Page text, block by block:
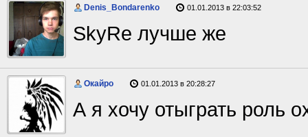
Denis_Bondarenko 01.01.2013 в 22:03:52
SkyRe лучше же
Окайро 01.01.2013 в 20:28:27
А я хочу отыграть роль